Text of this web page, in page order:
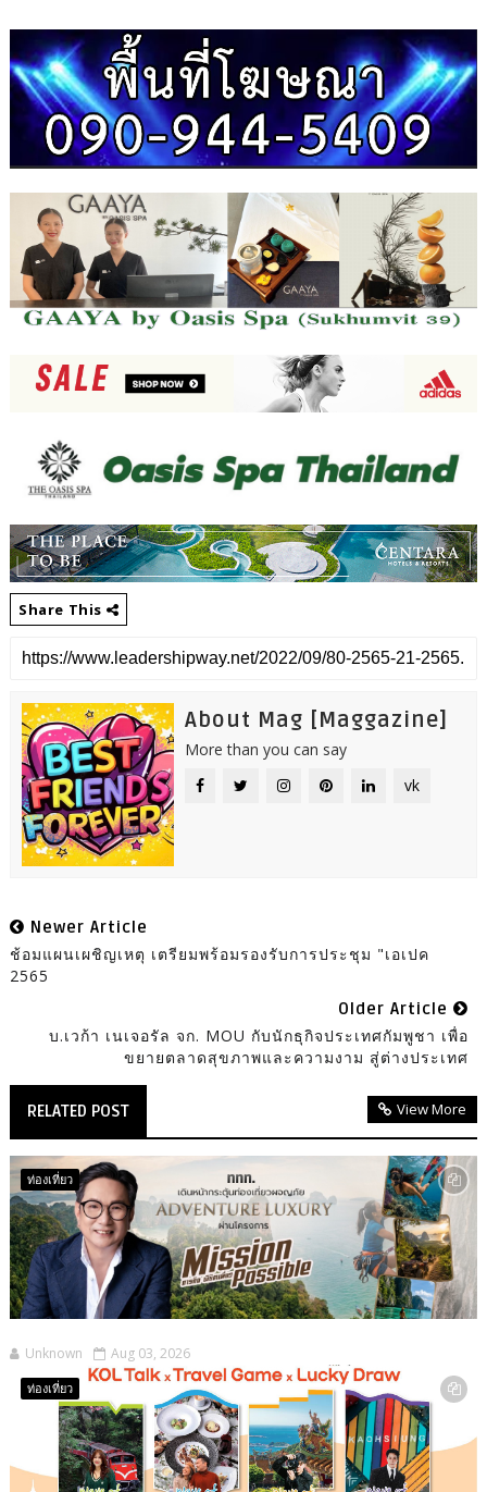
Share This
About Mag [Maggazine]
More than you can say
vk
Newer Article
ช้อมแผนเผชิญเหตุ เตรียมพร้อมรองรับการประชุม "เอเปค
2565
Older Article
บ.เวก้า เนเจอรัล จก. MOU กับนักธุกิจประเทศกัมพูชา เพื่อ
ขยายตลาดสุขภาพและความงาม สู่ต่างประเทศ
RELATED POST View More
ท่องเที่ยว
Unknown Aug 03, 2026
ท่องเที่ยว